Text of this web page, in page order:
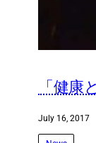
「健康
July 16, 2017